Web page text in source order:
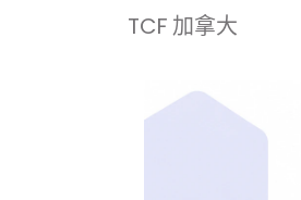
TCF 加拿大